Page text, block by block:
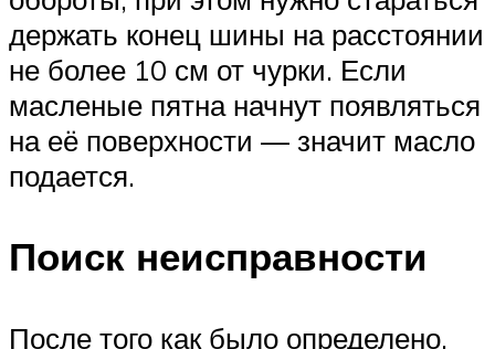
держать конец шины на расстоянии
не более 10 см от чурки. Если
масленые пятна начнут появляться
на её поверхности — значит масло
подается.
Поиск неисправности
После того как было определено,